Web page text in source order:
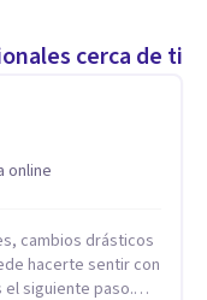
cerca de ti
online
cambios drásticos
hacerte sentir con
el siguiente paso.